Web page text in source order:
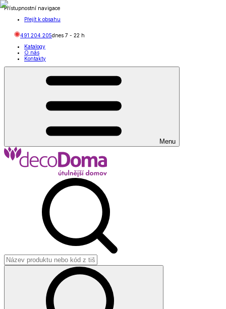
Přístupnostní navigace
Přejít k obsahu
491 204 205dnes 7 - 22 h
Katalogy
O nás
Kontakty
Menu